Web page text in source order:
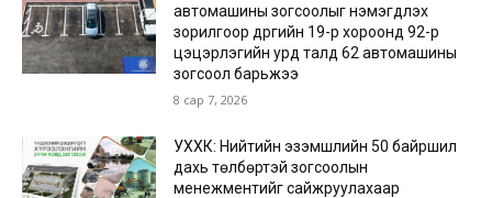
автомашины зогсоолыг нэмэгдүүлэх
зорилгоор дүүргийн 19-р хороонд 92-р
цэцэрлэгийн урд талд 62 автомашины
зогсоол барьжээ
8 сар 7, 2026
УХХК: Нийтийн эзэмшлийн 50 байршил
дахь төлбөртэй зогсоолын
менежментийг сайжруулахаар